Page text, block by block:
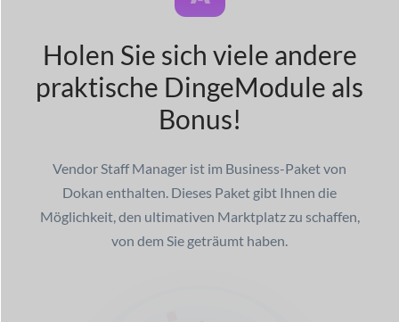
Holen Sie sich viele andere
praktische DingeModule als
Bonus!
Vendor Staff Manager ist im Business-Paket von
Dokan enthalten. Dieses Paket gibt Ihnen die
Möglichkeit, den ultimativen Marktplatz zu schaffen,
von dem Sie geträumt haben.